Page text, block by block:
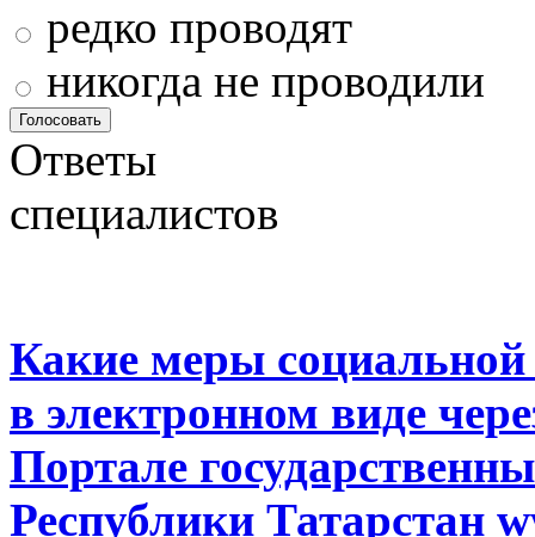
редко проводят
никогда не проводили
Ответы
специалистов
Какие меры
в электронном виде
Портале
Республики Татарстан